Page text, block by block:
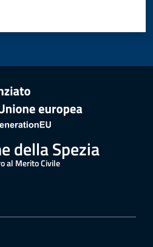
della Spezia
al Merito Civile